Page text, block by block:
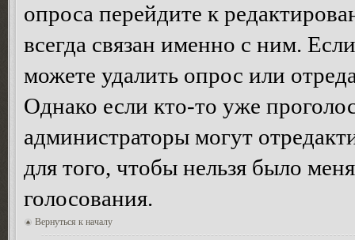
опроса перейдите к
всегда связан именно с ним.
можете удалить опрос или
Однако если кто-то уже
администраторы могут
для того, чтобы нельзя было
голосования.
Вернуться к началу